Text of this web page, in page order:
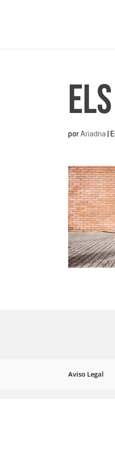
porAriadna
Aviso Legal